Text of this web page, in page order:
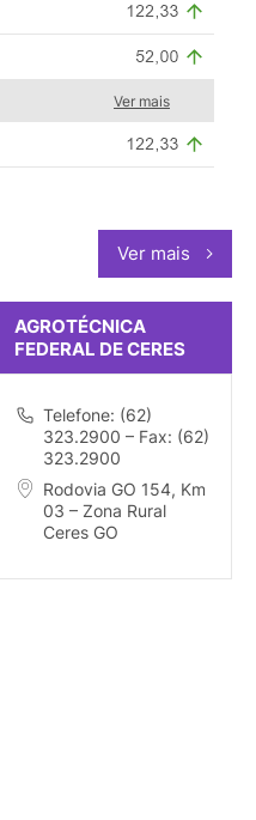
Ver mais
Ver mais
AGROTÉCNICA
FEDERAL DE CERES
Telefone: (62)
323.2900 – Fax: (62)
323.2900
Rodovia GO 154, Km
03 – Zona Rural
Ceres GO